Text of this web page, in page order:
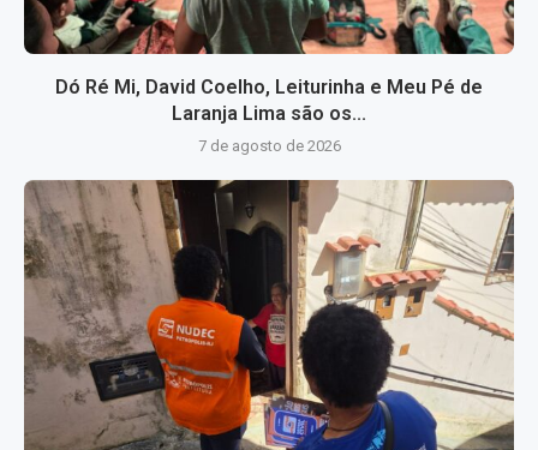
Dó Ré Mi, David Coelho, Leiturinha e Meu Pé de
Laranja Lima são os...
7 de agosto de 2026